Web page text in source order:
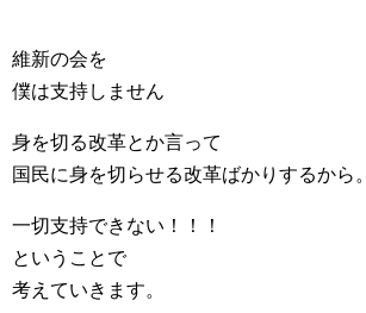
維新の会を
僕は支持しません
身を切る改革とか言って
国民に身を切らせる改革ばかりするから。
一切支持できない！！！
ということで
考えていきます。